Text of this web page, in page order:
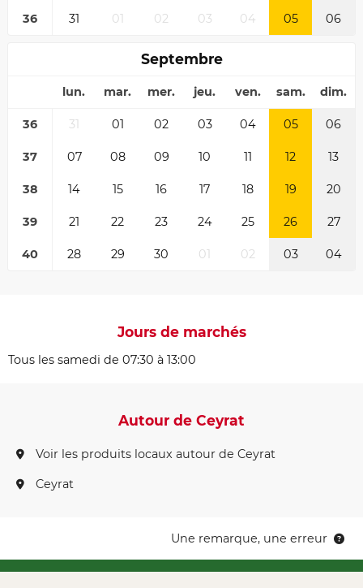
36 31 01 02 03 04 05 06
Septembre
lun. mar. mer. jeu. ven. sam. dim.
36 31 01 02 03 04 05 06
37 07 08 09 10 11 12 13
38 14 15 16 17 18 19 20
39 21 22 23 24 25 26 27
40 28 29 30 01 02 03 04
Jours de marchés
Tous les samedi de 07:30 à 13:00
Autour de Ceyrat
Voir les produits locaux autour de Ceyrat
Ceyrat
Une remarque, une erreur